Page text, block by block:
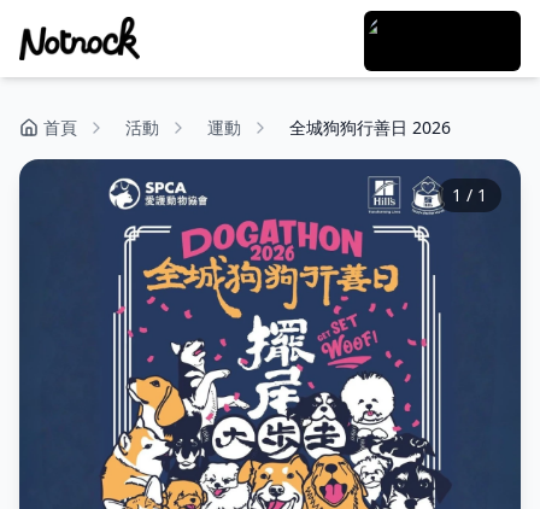
首頁 活動 運動 全城狗狗行善日 2026
1 / 1